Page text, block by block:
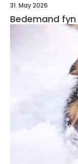
31. May 2026